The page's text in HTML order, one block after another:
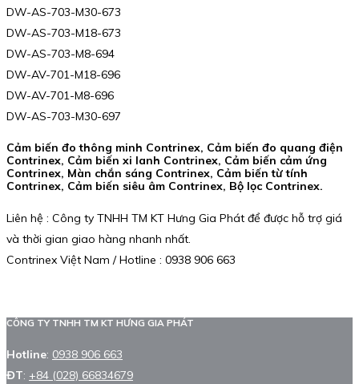
DW-AS-703-M30-673
DW-AS-703-M18-673
DW-AS-703-M8-694
DW-AV-701-M18-696
DW-AV-701-M8-696
DW-AS-703-M30-697
Cảm biến đo thông minh Contrinex, Cảm biến đo quang điện
Contrinex, Cảm biến xi lanh Contrinex, Cảm biến cảm ứng
Contrinex, Màn chắn sáng Contrinex, Cảm biến từ tính
Contrinex, Cảm biến siêu âm Contrinex, Bộ lọc Contrinex.
Liên hệ : Công ty TNHH TM KT Hưng Gia Phát để được hỗ trợ giá
và thời gian giao hàng nhanh nhất.
Contrinex Việt Nam / Hotline : 0938 906 663
CÔNG TY TNHH TM KT HƯNG GIA PHÁT
Hotline: 0938 906 663
ĐT: +84 (028) 66834679